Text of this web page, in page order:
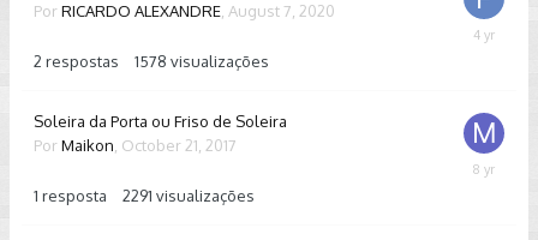
Por RICARDO ALEXANDRE August 7, 2020
2 respostas 1578 visualizações
May
Soleira da Porta ou Friso de Soleira
Por Maikon October 21, 2017
1 resposta 2291 visualizações
October